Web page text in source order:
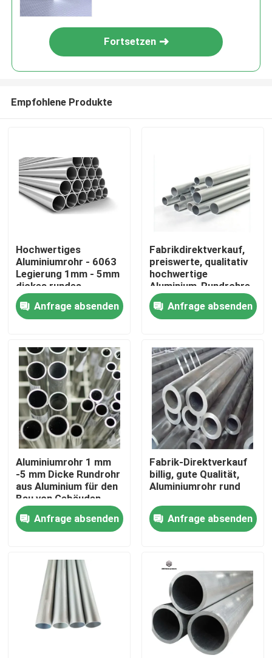
Zu Hause
Videos
Über uns
Werksbesichtigung
Qualitätskontrolle
Neuigkeiten
Bitte um ein Angebot
Fortsetzen
Empfohlene Produkte
Hochwertiges
Aluminiumrohr - 6063
Legierung 1mm - 5mm
dickes rundes
Aluminiumrohr für den
Hochbau
Anfrage absenden
Fabrikdirektverkauf,
preiswerte, qualitativ
hochwertige
Aluminium-Rundrohre
der Serie 3003 für den
Außenbereich
Anfrage absenden
Aluminiumrohr 1 mm
-5 mm Dicke Rundrohr
aus Aluminium für den
Bau von Gebäuden
Anfrage absenden
Fabrik-Direktverkauf
billig, gute Qualität,
Aluminiumrohr rund
Anfrage absenden